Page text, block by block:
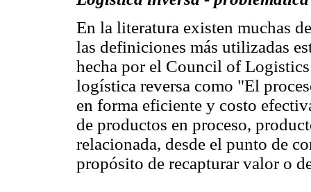
En la literatura existen muchas
las definiciones más utilizadas
hecha por el Council of
logística reversa como "El
en forma eficiente y costo
de productos en proceso,
relacionada, desde el punto de
propósito de recapturar valor o